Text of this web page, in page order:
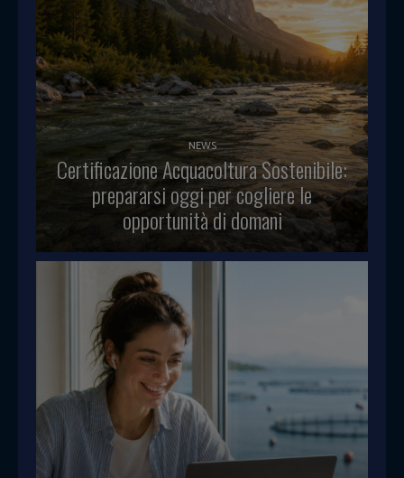
NEWS
Certificazione Acquacoltura Sostenibile:
prepararsi oggi per cogliere le
opportunità di domani